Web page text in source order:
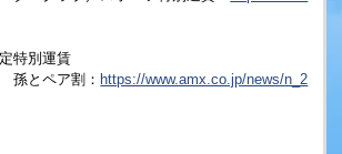
特別運賃
孫とペア割： https://www.amx.co.jp/news/n_2